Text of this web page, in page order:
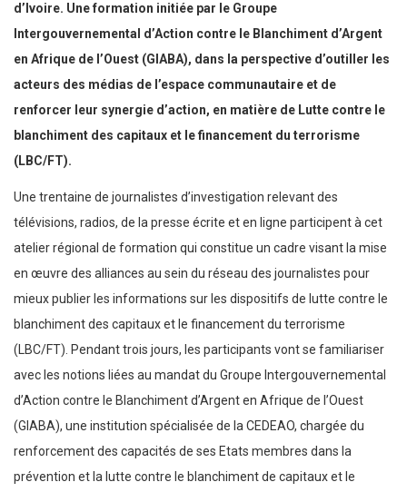
d’Ivoire. Une formation initiée par le Groupe
Intergouvernemental d’Action contre le Blanchiment d’Argent
en Afrique de l’Ouest (GIABA), dans la perspective d’outiller les
acteurs des médias de l’espace communautaire et de
renforcer leur synergie d’action, en matière de Lutte contre le
blanchiment des capitaux et le financement du terrorisme
(LBC/FT).
Une trentaine de journalistes d’investigation relevant des
télévisions, radios, de la presse écrite et en ligne participent à cet
atelier régional de formation qui constitue un cadre visant la mise
en œuvre des alliances au sein du réseau des journalistes pour
mieux publier les informations sur les dispositifs de lutte contre le
blanchiment des capitaux et le financement du terrorisme
(LBC/FT). Pendant trois jours, les participants vont se familiariser
avec les notions liées au mandat du Groupe Intergouvernemental
d’Action contre le Blanchiment d’Argent en Afrique de l’Ouest
(GIABA), une institution spécialisée de la CEDEAO, chargée du
renforcement des capacités de ses Etats membres dans la
prévention et la lutte contre le blanchiment de capitaux et le